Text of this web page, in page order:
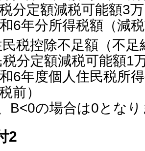
定額減税可能額3万
6年分所得税額（減
税控除不足額（不足
定額減税可能額1万
6年度個人住民税所
）
B<0の場合は0となり
2